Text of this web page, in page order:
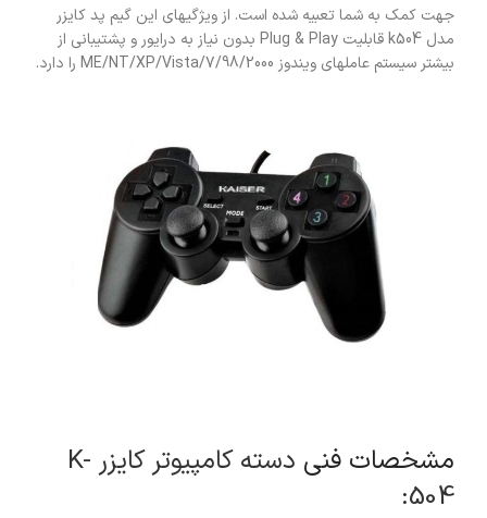
جهت کمک به شما تعبیه شده است. از ویژگیهای این گیم پد کایزر
مدل k504 قابلیت Plug & Play بدون نیاز به درایور و پشتیبانی از
بیشتر سیستم عاملهای ویندوز 98/2000/ME/NT/XP/Vista/7 را دارد.
مشخصات فنی
دسته کامپیوتر کایزر K-
504
: